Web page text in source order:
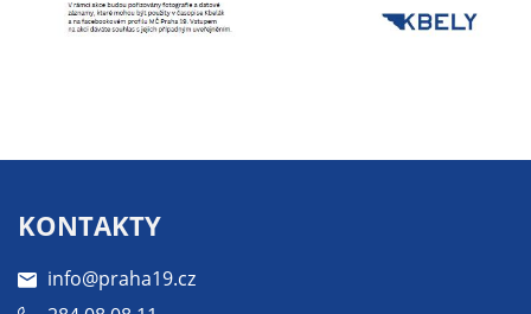
KONTAKTY
info@praha19.cz
používání
ztrácíme